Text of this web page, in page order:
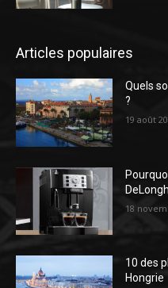
Articles populaires
Quels
?
19 août
18
10 des
Hongrie